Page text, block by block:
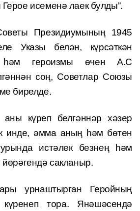
исеменә лаек булды”.
Президиумының 1945
Указы белән, күрсәткән
һәм героизмы өчен А.С
соң, Советлар Союзы
бирелде.
аны күреп белгәннәр хәзер
инде, әмма аның һәм бөтен
истәлек безнең һәм
сакланыр.
урнаштырган Геройның
тора. Янәшәсендә